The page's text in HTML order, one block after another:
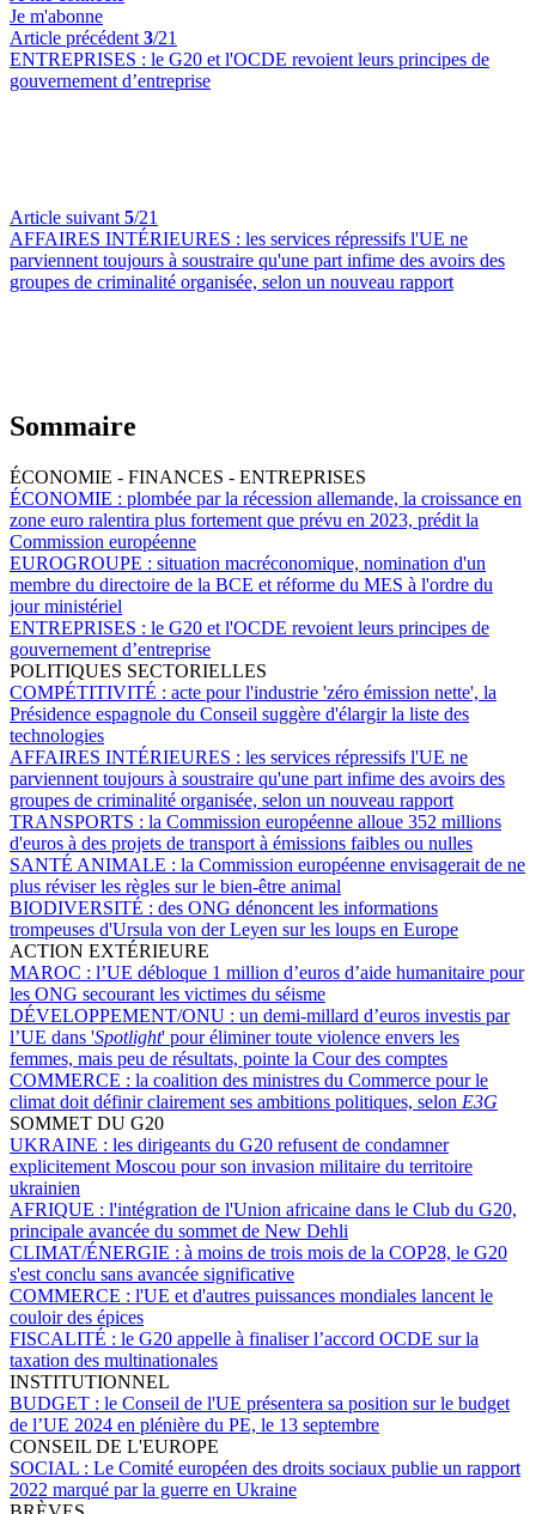
Je m'abonne
Article précédent 3/21
ENTREPRISES : le G20 et l'OCDE revoient leurs principes de
gouvernement d’entreprise
Article suivant 5/21
AFFAIRES INTÉRIEURES : les services répressifs l'UE ne
parviennent toujours à soustraire qu'une part infime des avoirs des
groupes de criminalité organisée, selon un nouveau rapport
Sommaire
ÉCONOMIE - FINANCES - ENTREPRISES
ÉCONOMIE : plombée par la récession allemande, la croissance en
zone euro ralentira plus fortement que prévu en 2023, prédit la
Commission européenne
EUROGROUPE : situation macréconomique, nomination d'un
membre du directoire de la BCE et réforme du MES à l'ordre du
jour ministériel
ENTREPRISES : le G20 et l'OCDE revoient leurs principes de
gouvernement d’entreprise
POLITIQUES SECTORIELLES
COMPÉTITIVITÉ : acte pour l'industrie 'zéro émission nette', la
Présidence espagnole du Conseil suggère d'élargir la liste des
technologies
AFFAIRES INTÉRIEURES : les services répressifs l'UE ne
parviennent toujours à soustraire qu'une part infime des avoirs des
groupes de criminalité organisée, selon un nouveau rapport
TRANSPORTS : la Commission européenne alloue 352 millions
d'euros à des projets de transport à émissions faibles ou nulles
SANTÉ ANIMALE : la Commission européenne envisagerait de ne
plus réviser les règles sur le bien-être animal
BIODIVERSITÉ : des ONG dénoncent les informations
trompeuses d'Ursula von der Leyen sur les loups en Europe
ACTION EXTÉRIEURE
MAROC : l’UE débloque 1 million d’euros d’aide humanitaire pour
les ONG secourant les victimes du séisme
DÉVELOPPEMENT/ONU : un demi-millard d’euros investis par
l’UE dans 'Spotlight' pour éliminer toute violence envers les
femmes, mais peu de résultats, pointe la Cour des comptes
COMMERCE : la coalition des ministres du Commerce pour le
climat doit définir clairement ses ambitions politiques, selon E3G
SOMMET DU G20
UKRAINE : les dirigeants du G20 refusent de condamner
explicitement Moscou pour son invasion militaire du territoire
ukrainien
AFRIQUE : l'intégration de l'Union africaine dans le Club du G20,
principale avancée du sommet de New Dehli
CLIMAT/ÉNERGIE : à moins de trois mois de la COP28, le G20
s'est conclu sans avancée significative
COMMERCE : l'UE et d'autres puissances mondiales lancent le
couloir des épices
FISCALITÉ : le G20 appelle à finaliser l’accord OCDE sur la
taxation des multinationales
INSTITUTIONNEL
BUDGET : le Conseil de l'UE présentera sa position sur le budget
de l’UE 2024 en plénière du PE, le 13 septembre
CONSEIL DE L'EUROPE
SOCIAL : Le Comité européen des droits sociaux publie un rapport
2022 marqué par la guerre en Ukraine